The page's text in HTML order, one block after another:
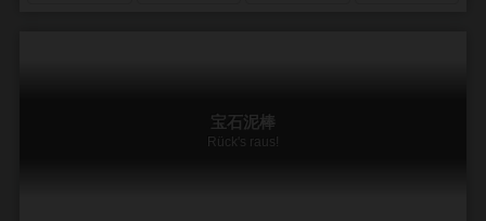
宝石泥棒
Rück's raus!